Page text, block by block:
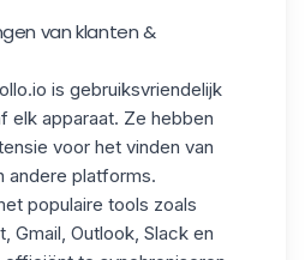
van klanten &
is gebruiksvriendelijk
elk apparaat. Ze hebben
voor het vinden van
andere platforms.
populaire tools zoals
Gmail, Outlook, Slack en